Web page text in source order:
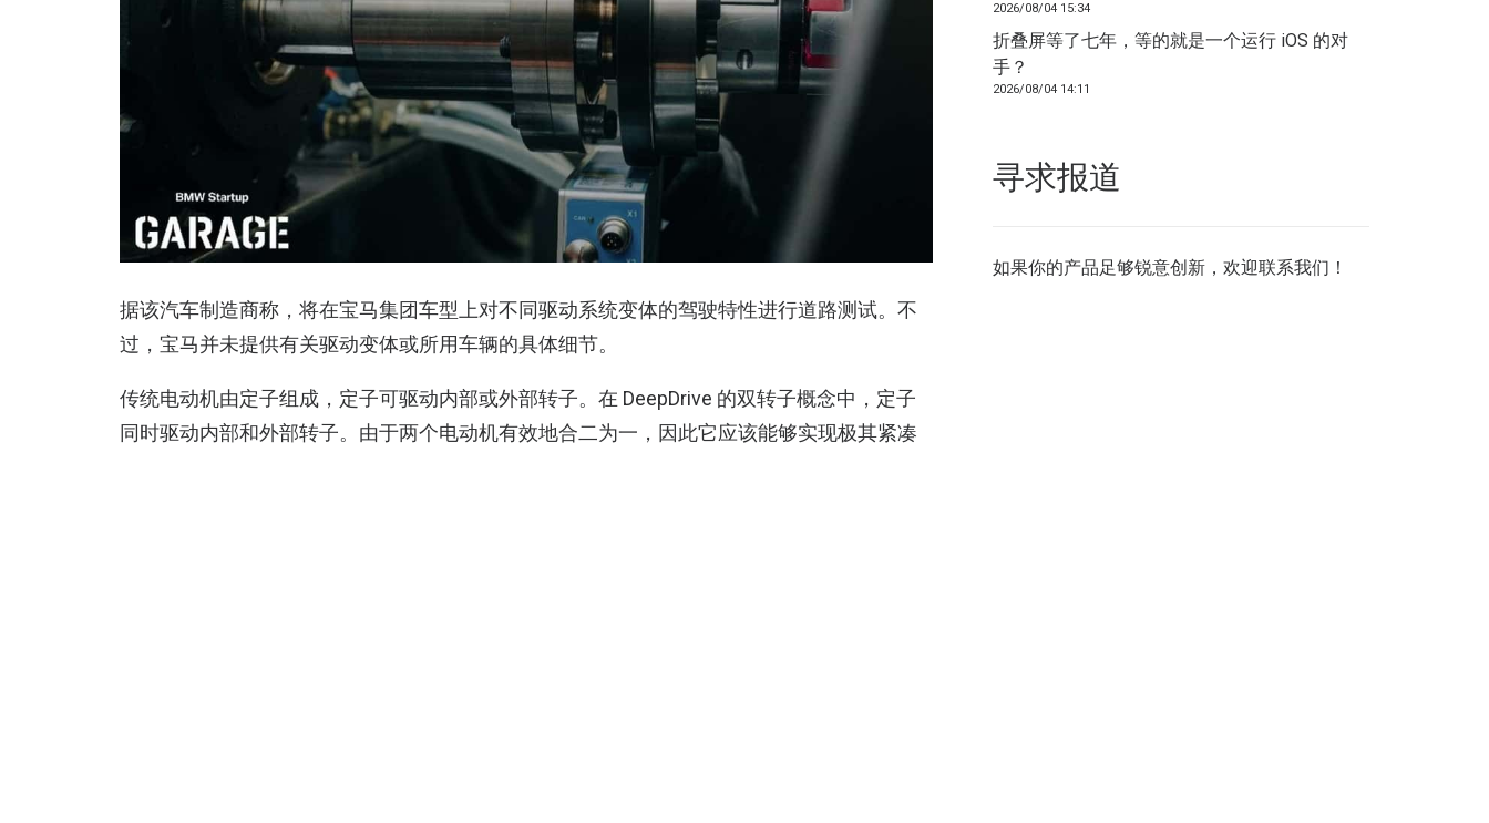
据该汽车制造商称，将在宝马集团车型上对不同驱动系统变体的驾驶特性进行道路测试。不
过，宝马并未提供有关驱动变体或所用车辆的具体细节。
传统电动机由定子组成，定子可驱动内部或外部转子。在 DeepDrive 的双转子概念中，定子
同时驱动内部和外部转子。由于两个电动机有效地合二为一，因此它应该能够实现极其紧凑
2026/08/04 15:34
折叠屏等了七年，等的就是一个运行 iOS 的对
手？
2026/08/04 14:11
寻求报道
如果你的产品足够锐意创新，欢迎联系我们 ！